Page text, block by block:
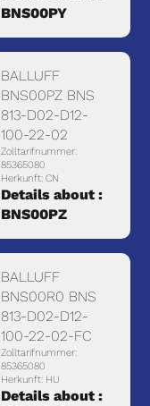
BNS00PY
BALLUFF
BNS00PZ BNS
813-D02-D12-
100-22-02
Zolltarifnummer:
85365080
Herkunft: CN
Details about :
BNS00PZ
BALLUFF
BNS00R0 BNS
813-D02-D12-
100-22-02-FC
Zolltarifnummer:
85365080
Herkunft: HU
Details about :